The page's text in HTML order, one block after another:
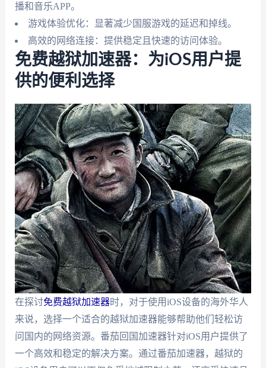
播和音乐APP。
游戏体验优化：显著减少国服游戏的延迟和掉线。
高效的网络连接：提供稳定且快速的访问体验。
免费越狱加速器：为iOS用户提
供的便利选择
在探讨免费越狱加速器时，对于使用iOS设备的海外华人
来说，选择一个适合的越狱加速器能够帮助他们轻松访
问国内的网络资源。番茄回国加速器针对iOS用户提供了
一个高效和稳定的解决方案。通过番茄加速器，越狱的